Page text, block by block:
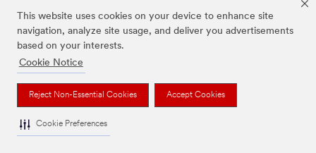
This website uses cookies on your device to enhance site
navigation, analyze site usage, and deliver you advertisements
based on your interests.
Cookie Notice
Reject Non-Essential Cookies Accept Cookies
Cookie Preferences